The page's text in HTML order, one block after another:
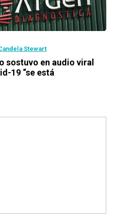
Stewart
sostuvo en audio viral
19 “se está